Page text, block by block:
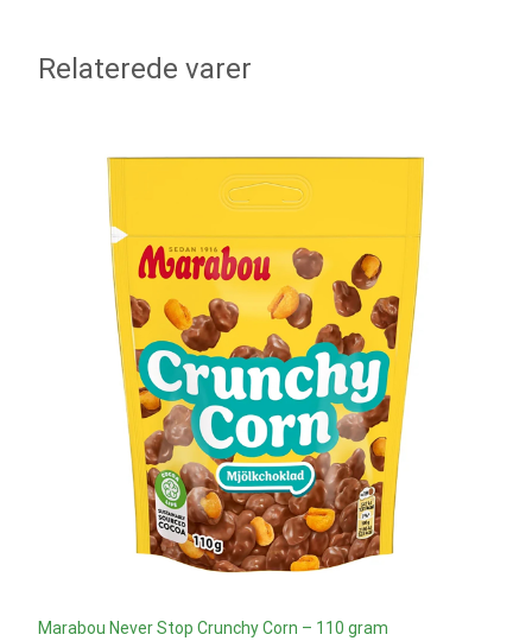
Relaterede varer
Marabou Never Stop Crunchy Corn – 110 gram